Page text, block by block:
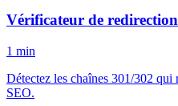
Vérificateur de
1 min
Détectez les chaînes 301/302 qui
SEO.